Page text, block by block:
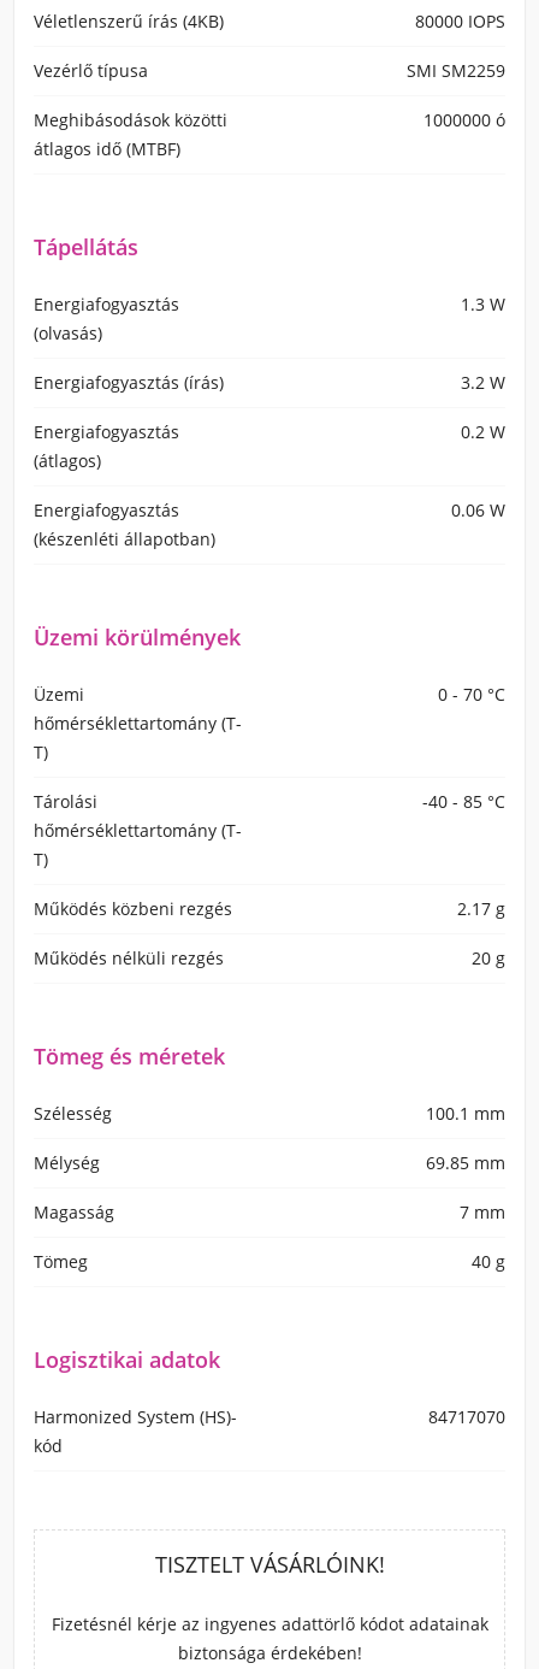
Véletlenszerű írás (4KB) 80000 IOPS
Vezérlő típusa SMI SM2259
Meghibásodások közötti
átlagos idő (MTBF)
1000000 ó
Tápellátás
Energiafogyasztás
(olvasás)
1.3 W
Energiafogyasztás (írás) 3.2 W
Energiafogyasztás
(átlagos)
0.2 W
Energiafogyasztás
(készenléti állapotban)
0.06 W
Üzemi körülmények
Üzemi
hőmérséklettartomány (T-
T)
0 - 70 °C
Tárolási
hőmérséklettartomány (T-
T)
-40 - 85 °C
Működés közbeni rezgés 2.17 g
Működés nélküli rezgés 20 g
Tömeg és méretek
Szélesség 100.1 mm
Mélység 69.85 mm
Magasság 7 mm
Tömeg 40 g
Logisztikai adatok
Harmonized System (HS)-
kód
84717070
TISZTELT VÁSÁRLÓINK!
Fizetésnél kérje az ingyenes adattörlő kódot adatainak
biztonsága érdekében!